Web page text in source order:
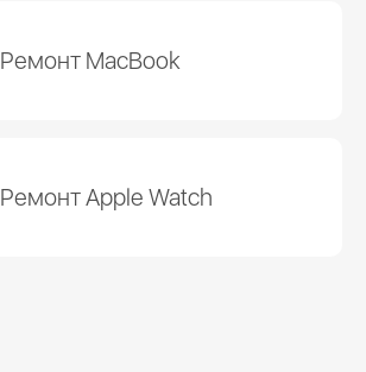
Ремонт MacBook
Ремонт Apple Watch